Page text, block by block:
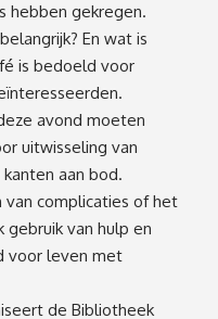
hebben gekregen.
En wat is
is bedoeld voor
avond moeten
uitwisseling van
aan bod.
complicaties of het
van hulp en
voor leven met
de Bibliotheek